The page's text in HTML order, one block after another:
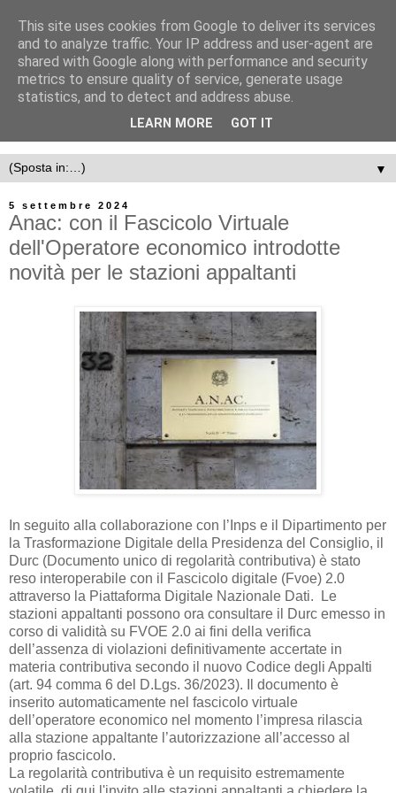
▼
5 settembre 2024
Anac: con il Fascicolo Virtuale
dell'Operatore economico introdotte
novità per le stazioni appaltanti
In seguito alla collaborazione con l’Inps e il Dipartimento per
la Trasformazione Digitale della Presidenza del Consiglio, il
Durc (Documento unico di regolarità contributiva) è stato
reso interoperabile con il Fascicolo digitale (Fvoe) 2.0
attraverso la Piattaforma Digitale Nazionale Dati. Le
stazioni appaltanti possono ora consultare il Durc emesso in
corso di validità su FVOE 2.0 ai fini della verifica
dell’assenza di violazioni definitivamente accertate in
materia contributiva secondo il nuovo Codice degli Appalti
(art. 94 comma 6 del D.Lgs. 36/2023). Il documento è
inserito automaticamente nel fascicolo virtuale
dell’operatore economico nel momento l’impresa rilascia
alla stazione appaltante l’autorizzazione all’accesso al
proprio fascicolo.
La regolarità contributiva è un requisito estremamente
This site uses cookies from Google to deliver its services
and to analyze traffic. Your IP address and user-agent are
shared with Google along with performance and security
metrics to ensure quality of service, generate usage
statistics, and to detect and address abuse.
LEARN MORE GOT IT